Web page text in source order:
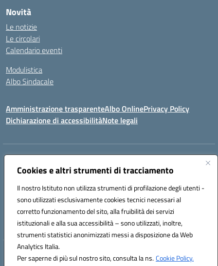
Cookies e altri strumenti di tracciamento
Il nostro Istituto non utilizza strumenti di profilazione degli utenti -
sono utilizzati esclusivamente cookies tecnici necessari al
corretto funzionamento del sito, alla fruibilità dei servizi
istituzionali e alla sua accessibilità – sono utilizzati, inoltre,
strumenti statistici anonimizzati messi a disposizione da Web
Analytics Italia.
Per saperne di più sul nostro sito, consulta la ns.Cookie Policy.
Novità
Le notizie
Le circolari
Calendario eventi
Modulistica
Albo Sindacale
Amministrazione trasparenteAlbo OnlinePrivacy Policy
Dichiarazione di accessibilitàNote legali
Indirizzo:
Centralino:0994722507 Email:TAIC873006@istruzione.it
Codice fiscale: 90279480736
Codice meccanografico:
TAIC873006
Codice unico di fatturazione (CUF): 488XBQ
Hosting & Powered by 3D Solution S.r.l.